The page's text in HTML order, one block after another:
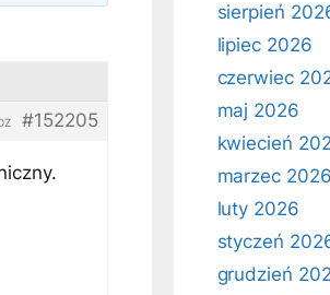
#152205
sierpień
lipiec 2026
czerwiec
maj 2026
kwiecień
marzec 2026
luty 2026
styczeń
grudzień